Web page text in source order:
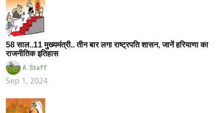
58 साल..11 मुख्यमंत्री.. तीन बार लगा राष्ट्रपति शासन, जानें हरियाणा का
राजनीतिक इतिहास
A Staff
Sep 1, 2024